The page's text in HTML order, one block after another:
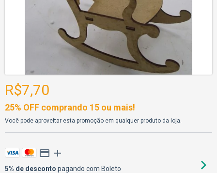
R$7,70
25% OFF comprando 15 ou mais!
Você pode aproveitar esta promoção em qualquer produto da loja.
5% de desconto pagando com Boleto